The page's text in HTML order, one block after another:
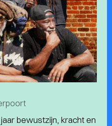
bewustzijn, kracht en